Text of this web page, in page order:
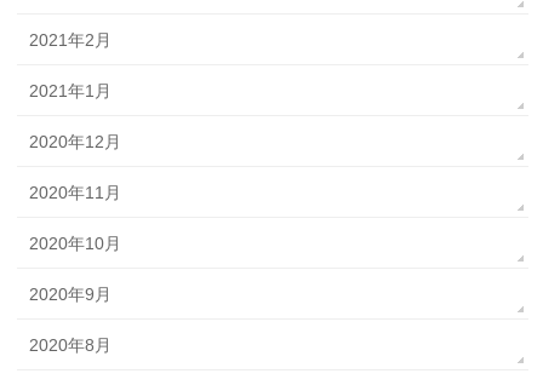
2021年2月
2021年1月
2020年12月
2020年11月
2020年10月
2020年9月
2020年8月